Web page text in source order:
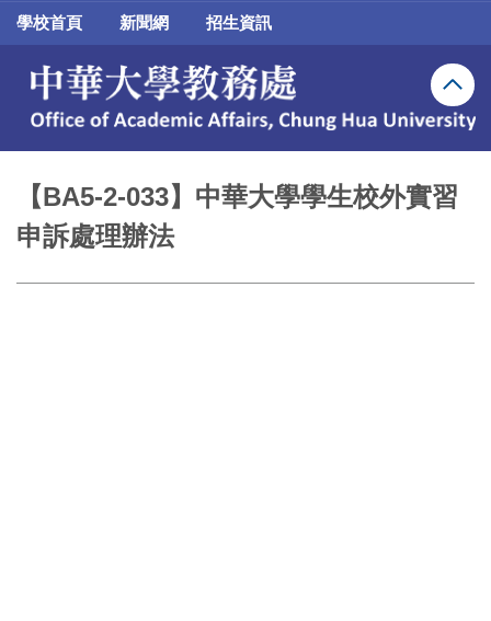
跳
區
學校首頁 新聞網 招生資訊
【BA5-2-033】中華大學學生校外實習
申訴處理辦法